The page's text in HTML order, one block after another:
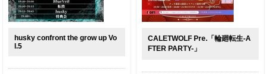
husky confront the grow up Vo
l.5
CALETWOLF Pre.「輪廻転生-A
FTER PARTY-」